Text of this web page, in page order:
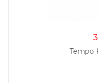
Tempo